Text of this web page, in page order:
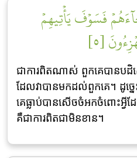
فَسَوۡفَ يَأۡتِيهِمۡ
[٥]
ជាការពិតណាស់ ពួកគេបានប
ដែលវាបានមកដល់ពួកគេ។ ដូច្ន
គេធ្លាប់បានសើចចំអកចំពោះអ្
គឺជាការពិតជាមិនខាន។